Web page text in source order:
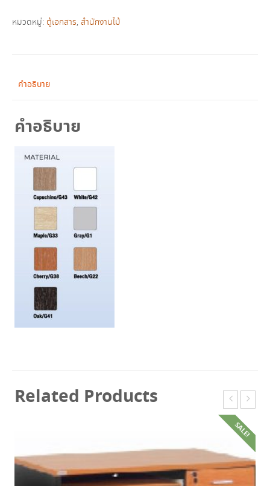
บาน
MT
ชิ้น
หมวดหมู่: ตู้เอกสาร, สำนักงานไม้
คำอธิบาย
คำอธิบาย
Related Products
SALE!